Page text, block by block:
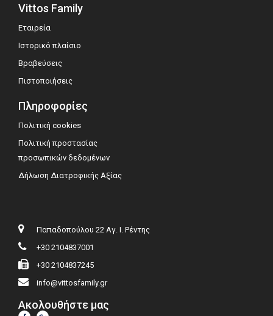
Vittos Family
Εταιρεία
Ιστορικό πλαίσιο
Βραβεύσεις
Πιστοποιήσεις
Πληροφορίες
Πολιτική cookies
Πολιτική προστασίας
προσωπικών δεδομένων
Δήλωση Διατροφικής Αξίας
Παπαδοπούλου 22 Αγ. Ι. Ρέντης
+30 2104837001
+30 2104837245
info@vittosfamily.gr
Ακολουθήστε μας